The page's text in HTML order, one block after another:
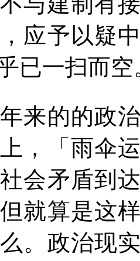
应予以疑
已一扫而空
来的的政
，「雨伞
会矛盾到
就算是这
。政治现